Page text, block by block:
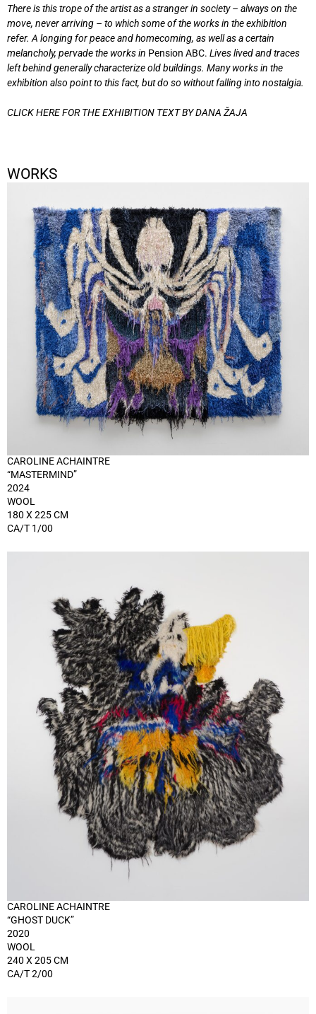
There is this trope of the artist as a stranger in society – always on the
move, never arriving – to which some of the works in the exhibition
refer. A longing for peace and homecoming, as well as a certain
melancholy, pervade the works in Pension ABC. Lives lived and traces
left behind generally characterize old buildings. Many works in the
exhibition also point to this fact, but do so without falling into nostalgia.
CLICK HERE FOR THE EXHIBITION TEXT BY DANA ŽAJA
WORKS
CAROLINE ACHAINTRE
“MASTERMIND”
2024
WOOL
180 X 225 CM
CA/T 1/00
CAROLINE ACHAINTRE
“GHOST DUCK”
2020
WOOL
240 X 205 CM
CA/T 2/00